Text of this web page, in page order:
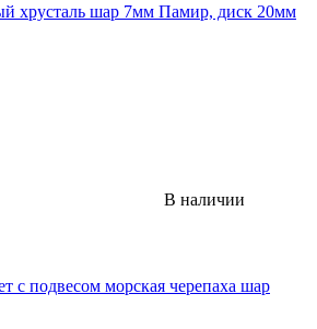
хрусталь шар 7мм Памир, диск 20мм
В наличии
с подвесом морская черепаха шар